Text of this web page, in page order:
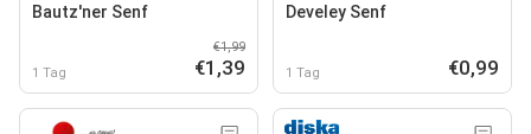
Bautz'ner Senf
1 Tag
€1,99
€1,39
Develey Senf
1 Tag €0,99